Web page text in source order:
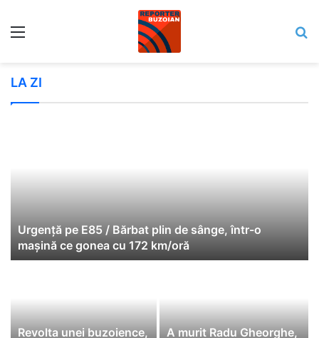
LA ZI
Urgență pe E85 / Bărbat plin de sânge, într-o
mașină ce gonea cu 172 km/oră
Revolta unei buzoience,
A murit Radu Gheorghe,